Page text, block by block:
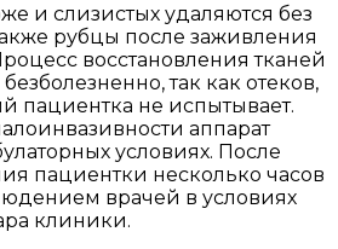
и слизистых удаляются без
рубцы после заживления
восстановления тканей
так как отеков,
пациентка не испытывает.
аппарат
условиях. После
пациентки несколько часов
врачей в условиях
клиники.